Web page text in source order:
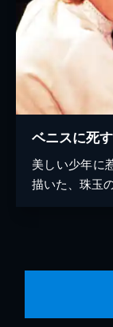
ベニスに死す
美しい少年に
描いた、珠玉